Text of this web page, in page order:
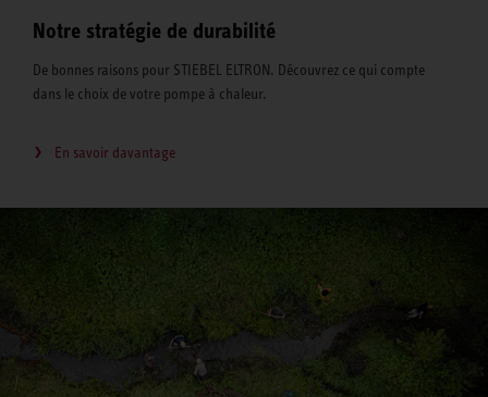
Notre stratégie de durabilité
De bonnes raisons pour STIEBEL ELTRON. Découvrez ce qui compte
dans le choix de votre pompe à chaleur.
En savoir davantage